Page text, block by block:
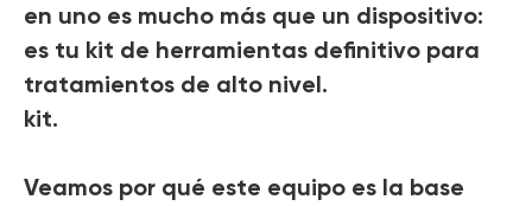
en uno es mucho más que un dispositivo:
es tu kit de herramientas definitivo para
tratamientos de alto nivel.
kit.
Veamos por qué este equipo es la base